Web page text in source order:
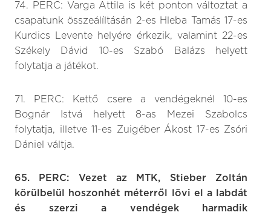
74. PERC: Varga Attila is két ponton változtat a
csapatunk összeálíltásán 2-es Hleba Tamás 17-es
Kurdics Levente helyére érkezik, valamint 22-es
Székely Dávid 10-es Szabó Balázs helyett
folytatja a játékot.
71. PERC: Kettő csere a vendégeknél 10-es
Bognár Istvá helyett 8-as Mezei Szabolcs
folytatja, illetve 11-es Zuigéber Ákost 17-es Zsóri
Dániel váltja.
65. PERC: Vezet az MTK, Stieber Zoltán
körülbelül hoszonhét méterről lövi el a labdát
és szerzi a vendégek harmadik